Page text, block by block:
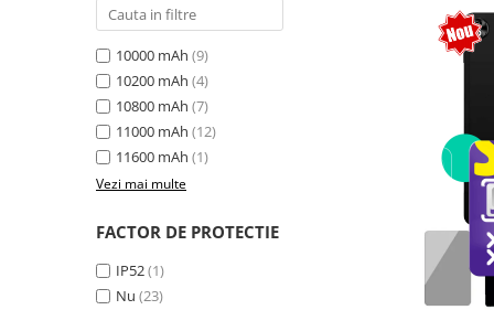
10000 mAh (9)
10200 mAh (4)
10800 mAh (7)
11000 mAh (12)
11600 mAh (1)
Vezi mai multe
FACTOR DE PROTECTIE
IP52(1)
Nu (23)